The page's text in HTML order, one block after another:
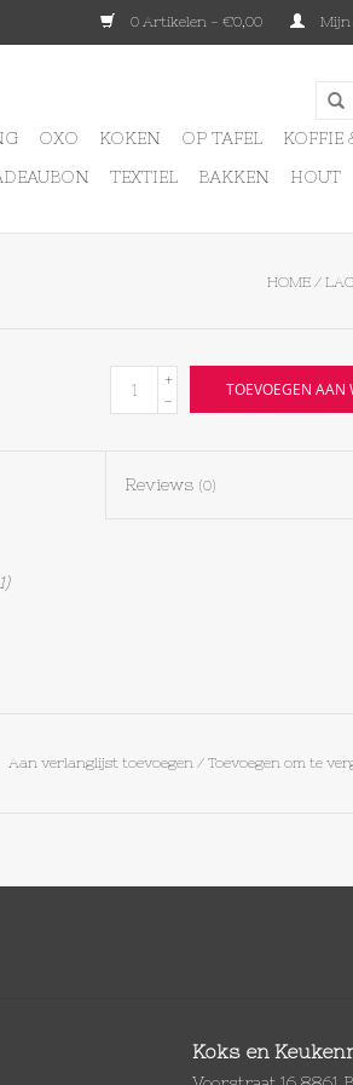
0 Artikelen - €0,00
OXO KOKEN OP TAFEL
KOFFIE
TEXTIEL BAKKEN HOUT
HOME /
+
-
TOEVOEGEN AAN
Reviews (0)
Aan verlanglijst toevoegen/ Toevoegen om te
Koks en